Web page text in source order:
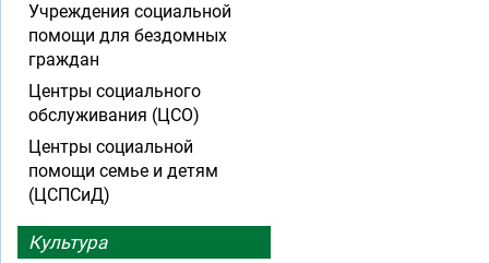
Учреждения социальной
помощи для бездомных
граждан
Центры социального
обслуживания (ЦСО)
Центры социальной
помощи семье и детям
(ЦСПСиД)
Культура